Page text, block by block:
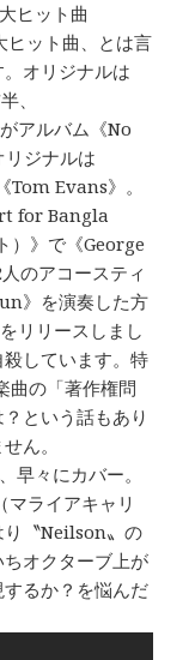
ヒット曲
ット曲、とは言
オリジナルは
、
アルバム《No
ジナルは
Tom Evans》。
for Bangla
）》で《George
のアコースティ
》を演奏した方
リリースしまし
しています。特
曲の「著作権問
という話もあり
ん。
早々にカバー。
ライアキャリ
り〝Neilson〟の
オクターブ上が
るか？を悩んだ